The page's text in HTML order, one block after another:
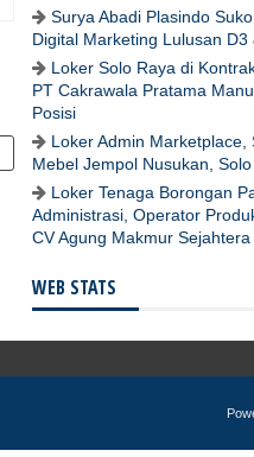
Surya Abadi Plasindo
Digital Marketing Lulusan D3
Loker Solo Raya di
PT Cakrawala Pratama
Posisi
Loker Admin Marketplace,
Mebel Jempol Nusukan, Solo
Loker Tenaga Borongan
Administrasi, Operator
CV Agung Makmur
WEB STATS